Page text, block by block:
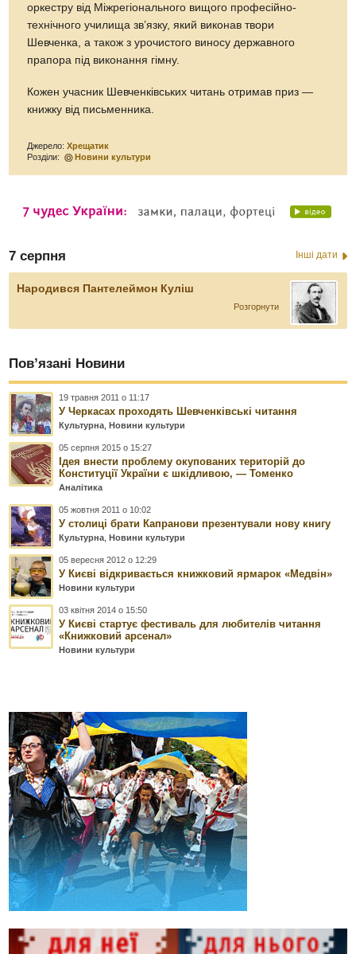
оркестру від Міжрегіонального вищого професійно-
технічного училища зв’язку, який виконав твори
Шевченка, а також з урочистого виносу державного
прапора під виконання гімну.
Кожен учасник Шевченківських читань отримав приз —
книжку від письменника.
Джерело:Хрещатик
Розділи:
Новини культури
7 серпня Інші дати
Народився Пантелеймон Куліш
Розгорнути
Пов’язані Новини
19 травня 2011 о 11:17
У Черкасах проходять Шевченківські читання
Культурна ,Новини культури
05 серпня 2015 о 15:27
Ідея внести проблему окупованих територій до
Конституції України є шкідливою, — Томенко
Аналітика
05 жовтня 2011 о 10:02
У столиці брати Капранови презентували нову книгу
Культурна ,Новини культури
05 вересня 2012 о 12:29
У Києві відкривається книжковий ярмарок «Медвін»
Новини культури
03 квітня 2014 о 15:50
У Києві стартує фестиваль для любителів читання
«Книжковий арсенал»
Новини культури